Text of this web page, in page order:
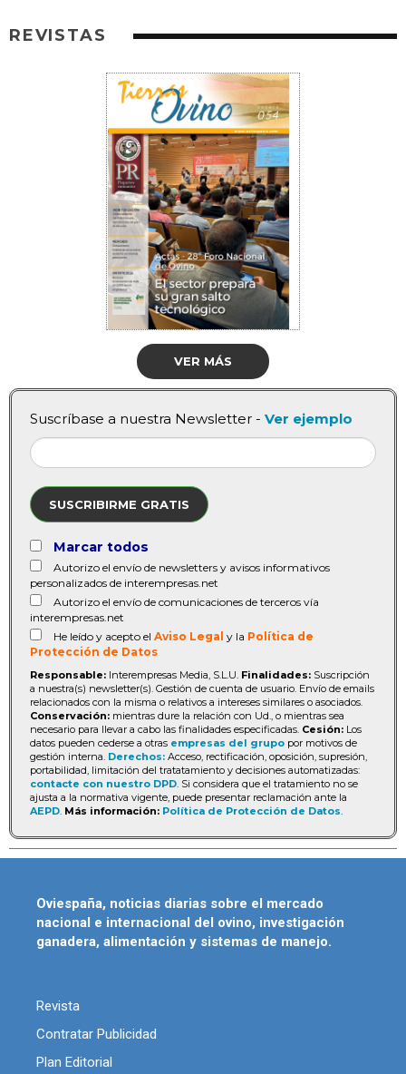
REVISTAS
VER MÁS
Suscríbase a nuestra Newsletter - Ver ejemplo
SUSCRIBIRME GRATIS
Marcar todos
Autorizo el envío de newsletters y avisos informativos
personalizados de interempresas.net
Autorizo el envío de comunicaciones de terceros vía
interempresas.net
He leído y acepto el Aviso Legal y la Política de
Protección de Datos
Responsable: Interempresas Media, S.L.U. Finalidades: Suscripción
a nuestra(s) newsletter(s). Gestión de cuenta de usuario. Envío de emails
relacionados con la misma o relativos a intereses similares o asociados.
Conservación: mientras dure la relación con Ud., o mientras sea
necesario para llevar a cabo las finalidades especificadas. Cesión: Los
datos pueden cederse a otras empresas del grupo por motivos de
gestión interna. Derechos: Acceso, rectificación, oposición, supresión,
portabilidad, limitación del tratatamiento y decisiones automatizadas:
contacte con nuestro DPD. Si considera que el tratamiento no se
ajusta a la normativa vigente, puede presentar reclamación ante la
AEPD. Más información: Política de Protección de Datos.
Oviespaña, noticias diarias sobre el mercado
nacional e internacional del ovino, investigación
ganadera, alimentación y sistemas de manejo.
Revista
Contratar Publicidad
Plan Editorial